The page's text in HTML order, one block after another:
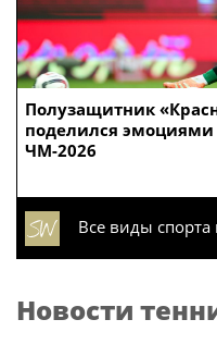
Полузащитник
поделился эмоциями
ЧМ-2026
Все виды спорта
Новости